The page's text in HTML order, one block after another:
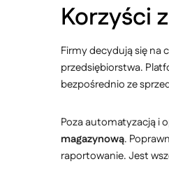
Korzyści
Firmy decydują się na
przedsiębiorstwa.
bezpośrednio ze
Poza automatyzacją i
magazynową.
raportowanie. Jest